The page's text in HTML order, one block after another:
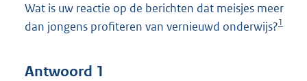
Wat is uw reactie op de berichten dat meisjes meer
dan jongens profiteren van vernieuwd onderwijs?1
Antwoord 1